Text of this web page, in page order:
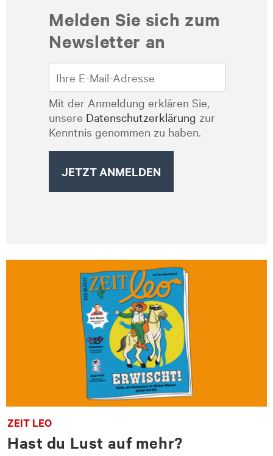
Melden Sie sich zum
Newsletter an
Mit der Anmeldung erklären Sie,
unsere Datenschutzerklärung zur
Kenntnis genommen zu haben.
ZEIT LEO
Hast du Lust auf mehr?